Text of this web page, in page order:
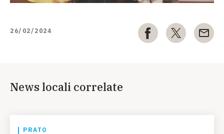
26/02/2024
News locali correlate
PRATO